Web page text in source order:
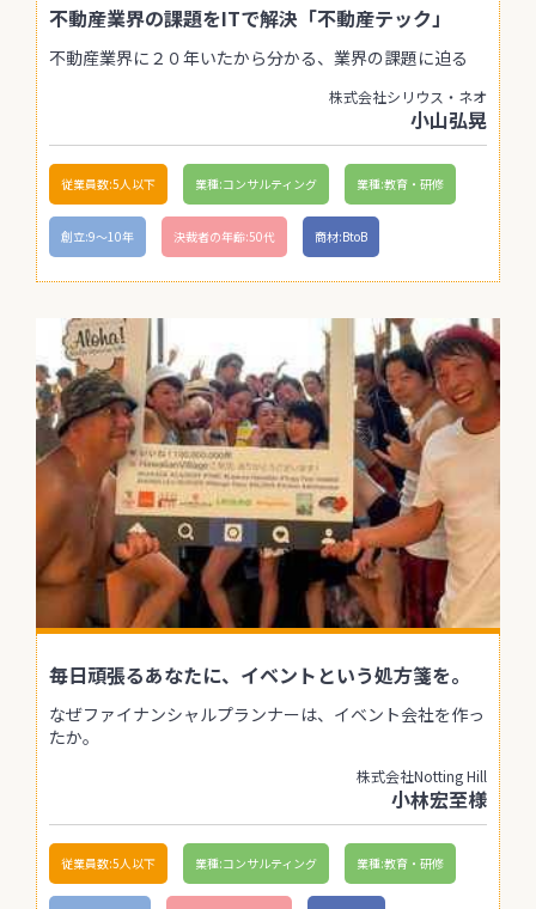
不動産業界の課題をITで解決「不動産テック」
不動産業界に２０年いたから分かる、業界の課題に迫る
株式会社シリウス・ネオ
小山弘晃
従業員数:5人以下 業種:コンサルティング 業種:教育・研修
創立:9〜10年 決裁者の年齢:50代 商材:BtoB
毎日頑張るあなたに、イベントという処方箋を。
なぜファイナンシャルプランナーは、イベント会社を作っ
たか。
株式会社Notting Hill
小林宏至様
従業員数:5人以下 業種:コンサルティング 業種:教育・研修